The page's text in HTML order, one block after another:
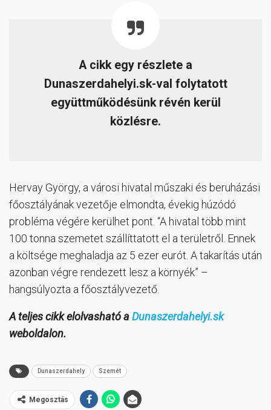
A cikk egy részlete a
Dunaszerdahelyi.sk-val folytatott
együttműködésünk révén kerül
közlésre.
Hervay György, a városi hivatal műszaki és beruházási
főosztályának vezetője elmondta, évekig húzódó
probléma végére kerülhet pont. “A hivatal több mint
100 tonna szemetet szállíttatott el a területről. Ennek
a költsége meghaladja az 5 ezer eurót. A takarítás után
azonban végre rendezett lesz a környék” –
hangsúlyozta a főosztályvezető.
A teljes cikk elolvasható aDunaszerdahelyi.sk
weboldalon.
Dunaszerdahely Szemét
Megosztás